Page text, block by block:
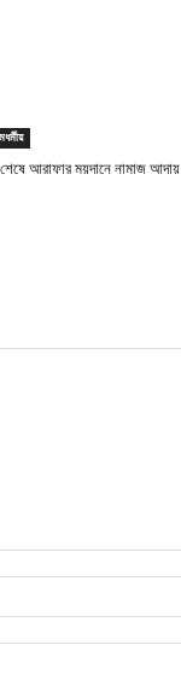
আরাফার ময়দানে নামাজ আদায়